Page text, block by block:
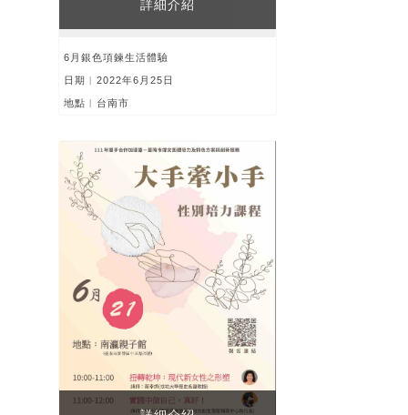
詳細介紹
6月銀色項鍊生活體驗
日期︱2022年6月25日
地點︱台南市